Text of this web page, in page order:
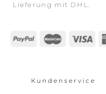
Lieferung mit DHL.
Kundenservice